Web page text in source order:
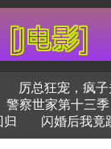
厉总狂宠，疯
警察世家第十三季
归
闪婚后我竟